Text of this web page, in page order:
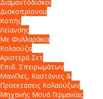
Διαμαντόδισκοι
Δισκοπρίονου
Κοπής
Λείανσης
Με Φυλλαράκια
Κολαούζα
Αριστερά Σετ
Επιδ. Σπειρωμάτων
Μανέλες, Καστάνιες &
Προεκτάσεις Κολαούζων
Μηχανής Μονά Γερμανίας